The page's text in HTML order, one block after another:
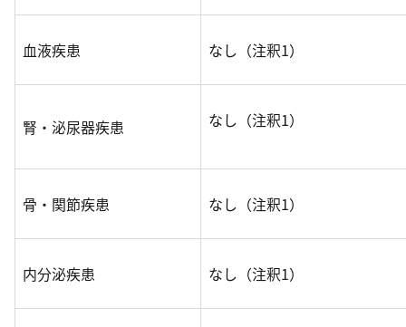
血液疾患 なし（注釈1）
腎・泌尿器疾患 なし（注釈1）
骨・関節疾患 なし（注釈1）
内分泌疾患 なし（注釈1）